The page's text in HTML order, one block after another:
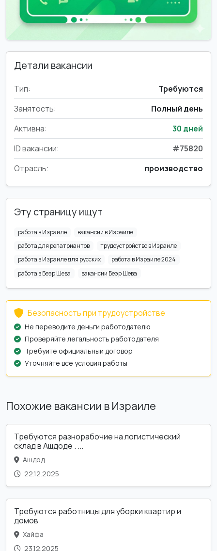
Детали вакансии
Тип:
Требуются
Занятость:
Полный день
Активна:
30 дней
ID вакансии:
#75820
Отрасль:
производство
Эту страницу ищут
работа в Израиле
вакансии в Израиле
работа для репатриантов
трудоустройство в Израиле
работа в Израиле для русских
работа в Израиле 2024
работа в Беэр Шева
вакансии Беэр Шева
Безопасность при трудоустройстве
Не переводите деньги работодателю
Проверяйте легальность работодателя
Требуйте официальный договор
Уточняйте все условия работы
Похожие вакансии в Израиле
Требуются разнорабочие на логистический
склад в Ашдоде . ...
Ашдод
22.12.2025
Требуются работницы для уборки квартир и
домов
Хайфа
23.12.2025